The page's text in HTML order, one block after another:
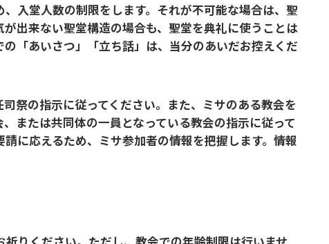
入堂人数の制限をします。それが不可能な場合は、聖
が出来ない聖堂構造の場合も、聖堂を典礼に使うことは
「あいさつ」「立ち話」は、当分のあいだお控えくだ
祭の指示に従ってください。また、ミサのある教会を
または共同体の一員となっている教会の指示に従って
に応えるため、ミサ参加者の情報を把握します。情報